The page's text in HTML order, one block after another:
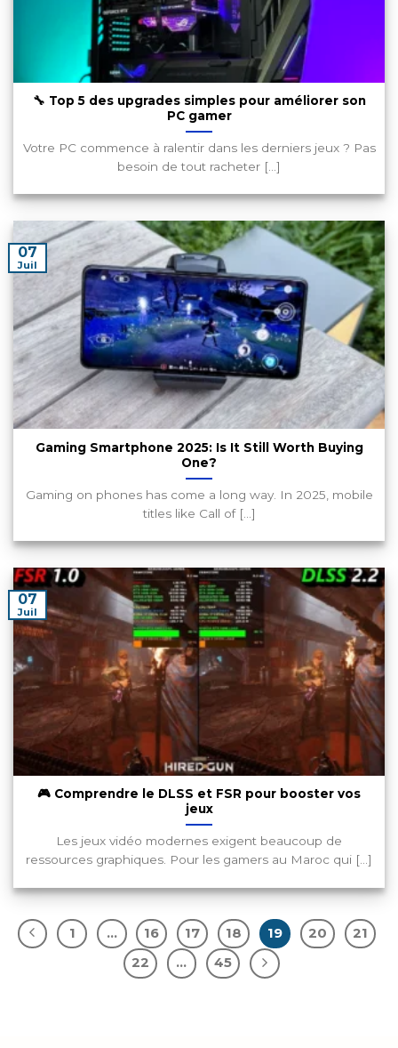
🔧 Top 5 des upgrades simples pour améliorer son
PC gamer
Votre PC commence à ralentir dans les derniers jeux ? Pas
besoin de tout racheter [...]
Gaming Smartphone 2025: Is It Still Worth Buying
One?
Gaming on phones has come a long way. In 2025, mobile
titles like Call of [...]
07
Juil
🎮 Comprendre le DLSS et FSR pour booster vos
jeux
Les jeux vidéo modernes exigent beaucoup de
ressources graphiques. Pour les gamers au Maroc qui [...]
07
Juil
1 … 16 17 18 19 20
21
22
… 45